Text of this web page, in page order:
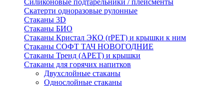
Силиконовые подтарельники / плейсменты
Скатерти одноразовые рулонные
Стаканы 3D
Стаканы БИО
Стаканы Кристал ЭКО (rPET) и крышки к ним
Стаканы СОФТ ТАЧ НОВОГОДНИЕ
Стаканы Тренд (APET) и крышки
Стаканы для горячих напитков
Двухслойные стаканы
Однослойные стаканы